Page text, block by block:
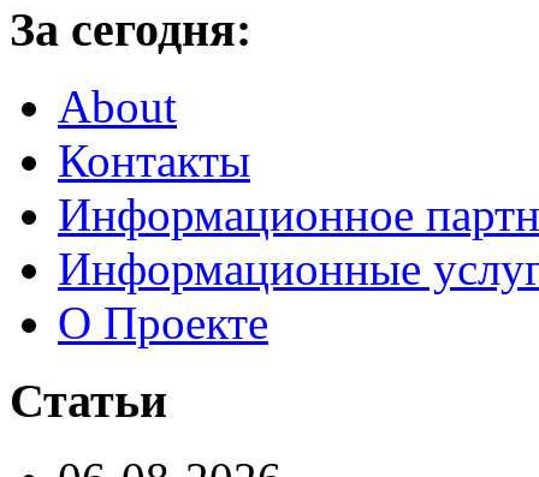
За сегодня:
About
Контакты
Информационное
Информационные
О Проекте
Статьи